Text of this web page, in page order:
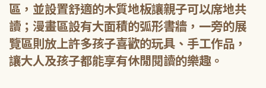
區，並設置舒適的木質地板讓親子可以席地共
讀；漫畫區設有大面積的弧形書牆，一旁的展
覽區則放上許多孩子喜歡的玩具、手工作品，
讓大人及孩子都能享有休閒閱讀的樂趣。